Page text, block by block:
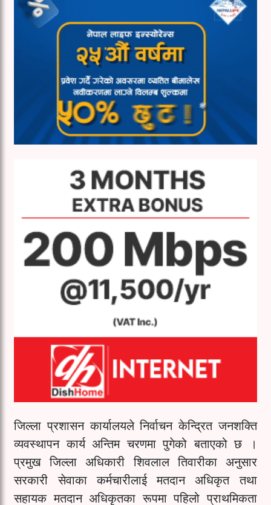
जिल्ला प्रशासन कार्यालयले निर्वाचन केन्द्रित जनशक्ति
व्यवस्थापन कार्य अन्तिम चरणमा पुगेको बताएको छ ।
प्रमुख जिल्ला अधिकारी शिवलाल तिवारीका अनुसार
सरकारी सेवाका कर्मचारीलाई मतदान अधिकृत तथा
सहायक मतदान अधिकृतका रूपमा पहिलो प्राथमिकता